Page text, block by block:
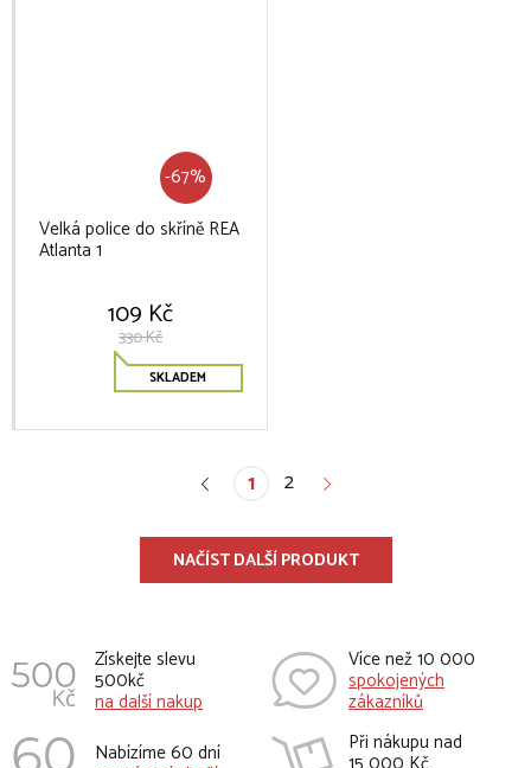
-67%
Velká police do skříně REA
Atlanta 1
109 Kč
330 Kč
SKLADEM
1 2
NAČÍST DALŠÍ PRODUKT
Získejte slevu
500kč
na další nakup
Více než 10 000
spokojených
zákazníků
Nabízíme 60 dní
Při nákupu nad